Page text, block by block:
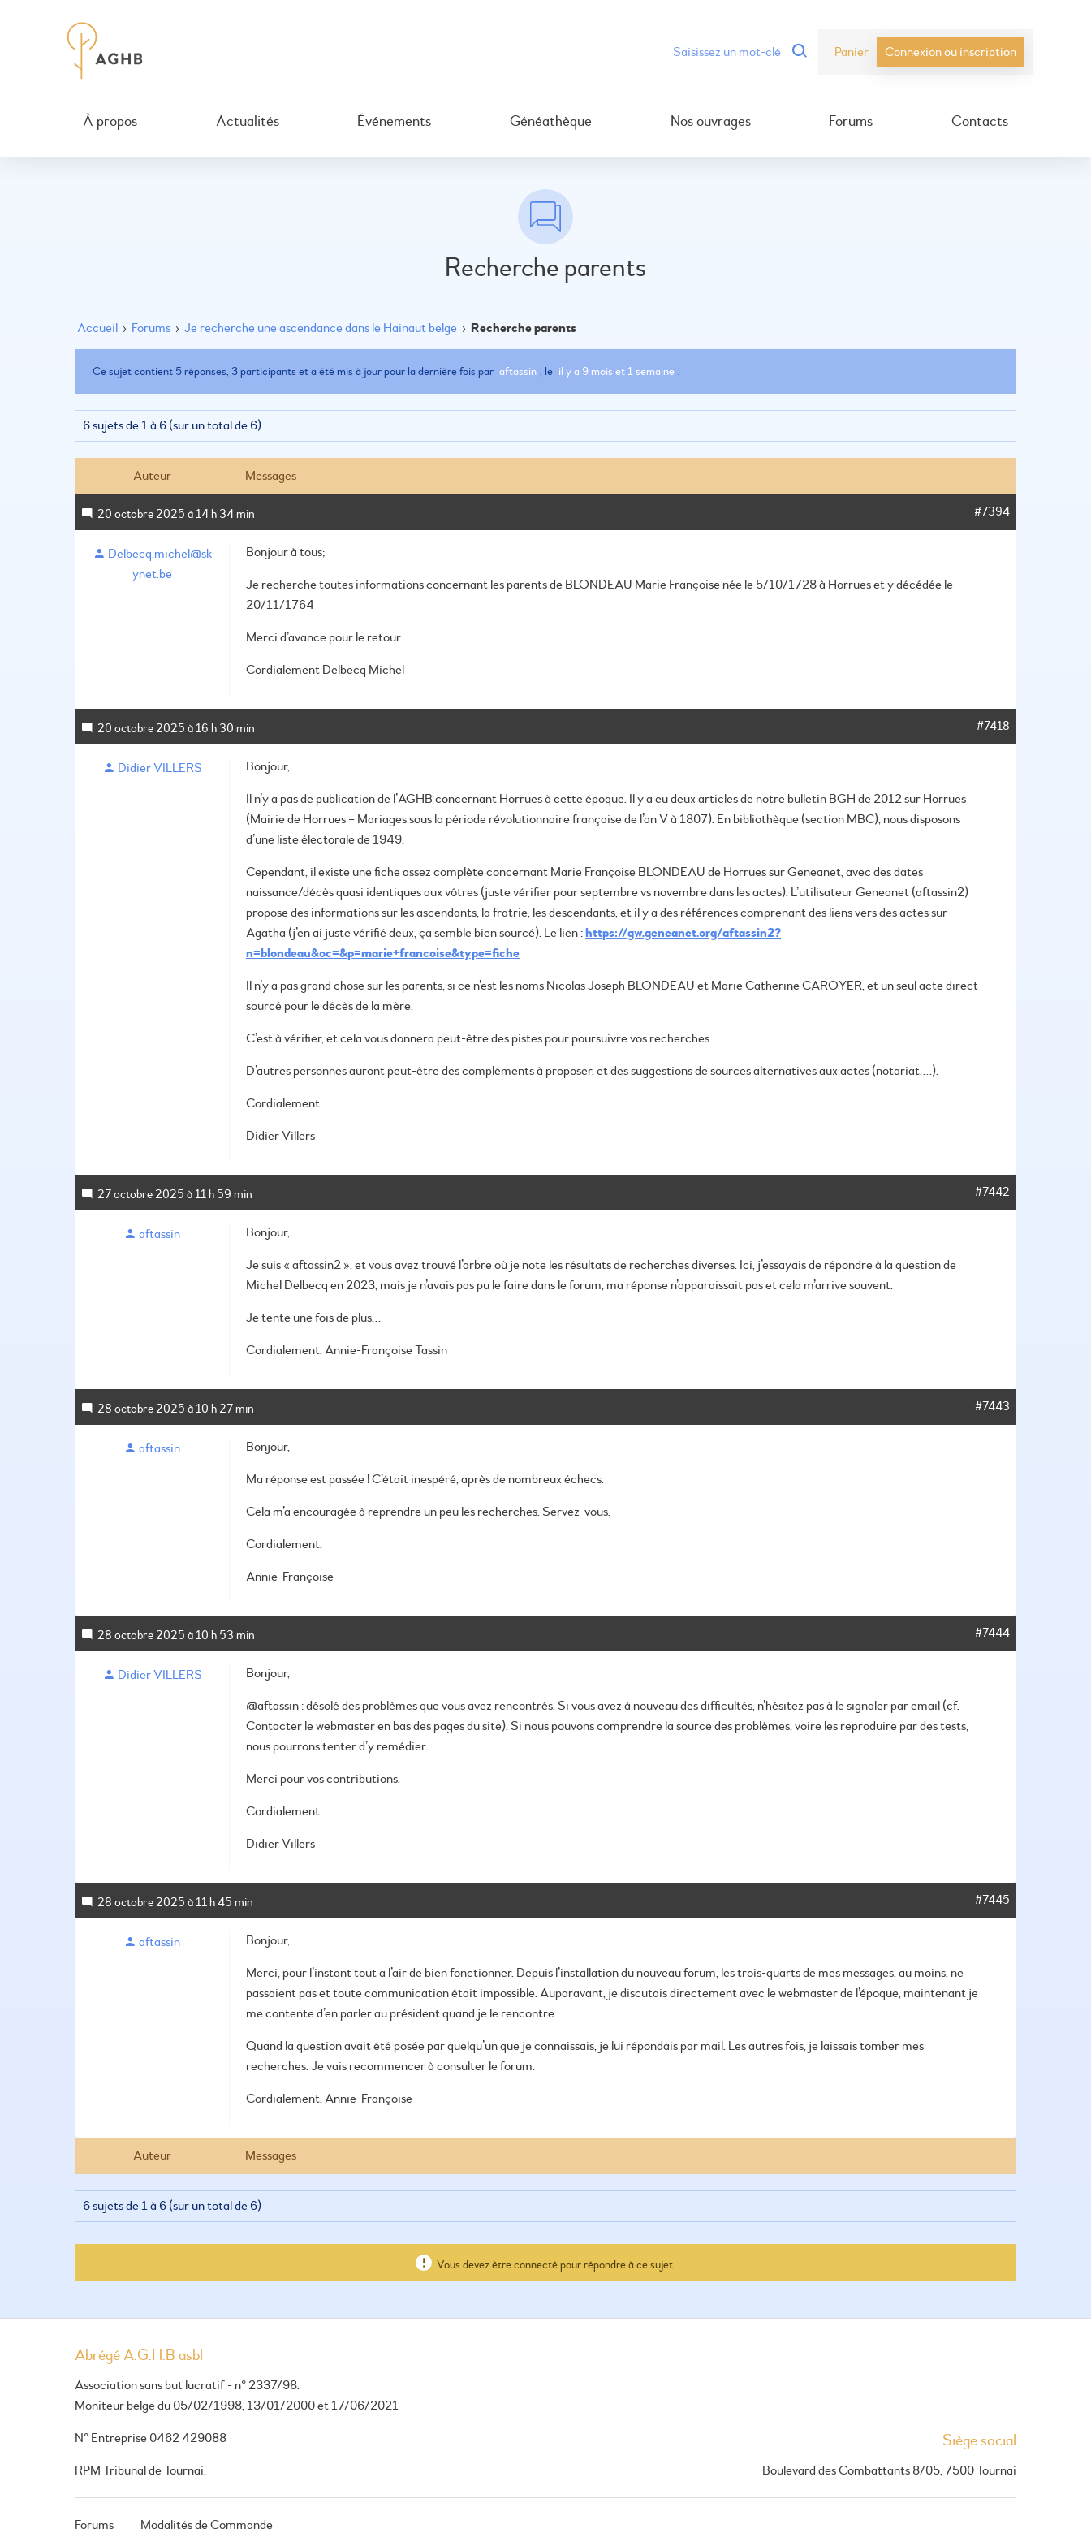
Panier Connexion ou inscription
À propos Actualités Événements Généathèque Nos ouvrages Forums Contacts
Recherche parents
Accueil › Forums › Je recherche une ascendance dans le Hainaut belge › Recherche parents
Ce sujet contient 5 réponses, 3 participants et a été mis à jour pour la dernière fois par aftassin , le il y a 9 mois et 1 semaine .
6 sujets de 1 à 6 (sur un total de 6)
Auteur Messages
20 octobre 2025 à 14 h 34 min #7394
Delbecq.michel@sk
ynet.be
Bonjour à tous;
Je recherche toutes informations concernant les parents de BLONDEAU Marie Françoise née le 5/10/1728 à Horrues et y décédée le
20/11/1764
Merci d’avance pour le retour
Cordialement Delbecq Michel
20 octobre 2025 à 16 h 30 min #7418
Didier VILLERS
Bonjour,
Il n’y a pas de publication de l’AGHB concernant Horrues à cette époque. Il y a eu deux articles de notre bulletin BGH de 2012 sur Horrues
(Mairie de Horrues – Mariages sous la période révolutionnaire française de l’an V à 1807). En bibliothèque (section MBC), nous disposons
d’une liste électorale de 1949.
Cependant, il existe une fiche assez complète concernant Marie Françoise BLONDEAU de Horrues sur Geneanet, avec des dates
naissance/décès quasi identiques aux vôtres (juste vérifier pour septembre vs novembre dans les actes). L’utilisateur Geneanet (aftassin2)
propose des informations sur les ascendants, la fratrie, les descendants, et il y a des références comprenant des liens vers des actes sur
Agatha (j’en ai juste vérifié deux, ça semble bien sourcé). Le lien :https://gw.geneanet.org/aftassin2?
n=blondeau&oc=&p=marie+francoise&type=fiche
Il n’y a pas grand chose sur les parents, si ce n’est les noms Nicolas Joseph BLONDEAU et Marie Catherine CAROYER, et un seul acte direct
sourcé pour le décès de la mère.
C’est à vérifier, et cela vous donnera peut-être des pistes pour poursuivre vos recherches.
D’autres personnes auront peut-être des compléments à proposer, et des suggestions de sources alternatives aux actes (notariat,…).
Cordialement,
Didier Villers
27 octobre 2025 à 11 h 59 min #7442
aftassin
Bonjour,
Je suis « aftassin2 », et vous avez trouvé l’arbre où je note les résultats de recherches diverses. Ici, j’essayais de répondre à la question de
Michel Delbecq en 2023, mais je n’avais pas pu le faire dans le forum, ma réponse n’apparaissait pas et cela m’arrive souvent.
Je tente une fois de plus…
Cordialement,Annie-Françoise Tassin
28 octobre 2025 à 10 h 27 min #7443
aftassin
Bonjour,
Ma réponse est passée ! C’était inespéré, après de nombreux échecs.
Cela m’a encouragée à reprendre un peu les recherches. Servez-vous.
Cordialement,
Annie-Françoise
28 octobre 2025 à 10 h 53 min #7444
Didier VILLERS
Bonjour,
@aftassin : désolé des problèmes que vous avez rencontrés. Si vous avez à nouveau des difficultés, n’hésitez pas à le signaler par email (cf.
Contacter le webmaster en bas des pages du site). Si nous pouvons comprendre la source des problèmes, voire les reproduire par des tests,
nous pourrons tenter d’y remédier.
Merci pour vos contributions.
Cordialement,
Didier Villers
28 octobre 2025 à 11 h 45 min #7445
aftassin
Bonjour,
Merci, pour l’instant tout a l’air de bien fonctionner. Depuis l’installation du nouveau forum, les trois-quarts de mes messages, au moins, ne
passaient pas et toute communication était impossible. Auparavant, je discutais directement avec le webmaster de l’époque, maintenant je
me contente d’en parler au président quand je le rencontre.
Quand la question avait été posée par quelqu’un que je connaissais, je lui répondais par mail. Les autres fois, je laissais tomber mes
recherches. Je vais recommencer à consulter le forum.
Cordialement,Annie-Françoise
Auteur Messages
6 sujets de 1 à 6 (sur un total de 6)
Vous devez être connecté pour répondre à ce sujet.
Abrégé A.G.H.B asbl
Association sans but lucratif - n° 2337/98.
Moniteur belge du 05/02/1998, 13/01/2000 et 17/06/2021
N° Entreprise 0462 429088
RPM Tribunal de Tournai,
Siège social
Boulevard des Combattants 8/05, 7500 Tournai
Forums Modalités de Commande